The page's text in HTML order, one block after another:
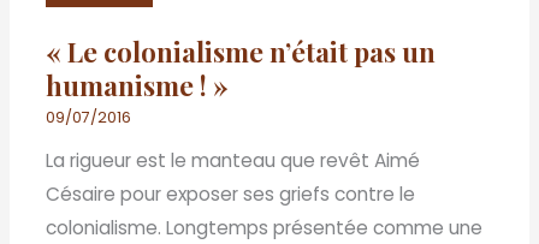
« Le colonialisme n’était pas un
humanisme ! »
09/07/2016
La rigueur est le manteau que revêt Aimé
Césaire pour exposer ses griefs contre le
colonialisme. Longtemps présentée comme une
pas
un
humanisme
!
»